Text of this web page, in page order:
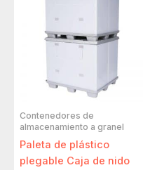
Contenedores de
almacenamiento a granel
Paleta de plástico
plegable Caja de nido